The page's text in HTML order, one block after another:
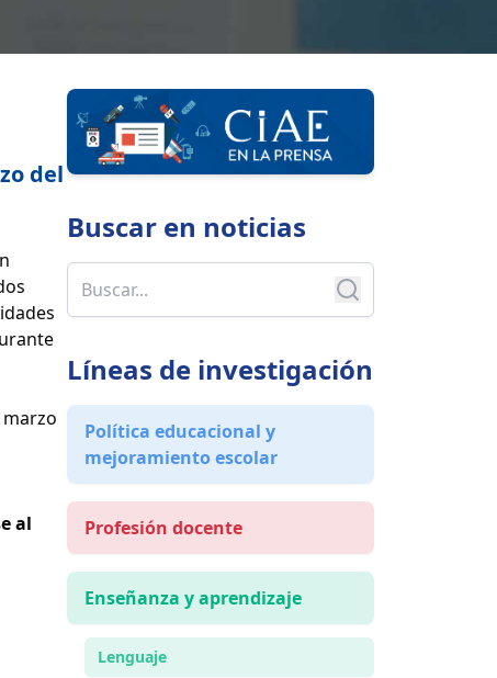
del
al
Buscar en noticias
Líneas de investigación
Política educacional y
mejoramiento escolar
Profesión docente
Enseñanza y aprendizaje
Lenguaje